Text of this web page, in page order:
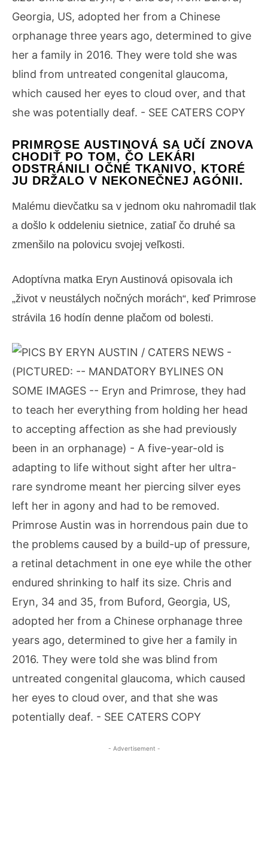
PRIMROSE AUSTINOVÁ SA UČÍ ZNOVA
CHODIŤ PO TOM, ČO LEKÁRI
ODSTRÁNILI OČNÉ TKANIVO, KTORÉ
JU DRŽALO V NEKONEČNEJ AGÓNII.
Malému dievčatku sa v jednom oku nahromadil tlak
a došlo k oddeleniu sietnice, zatiaľ čo druhé sa
zmenšilo na polovicu svojej veľkosti.
Adoptívna matka Eryn Austinová opisovala ich
„život v neustálych nočných morách“, keď Primrose
strávila 16 hodín denne plačom od bolesti.
- Advertisement -